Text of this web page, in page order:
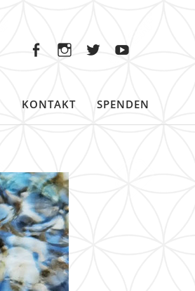
KONTAKT SPENDEN